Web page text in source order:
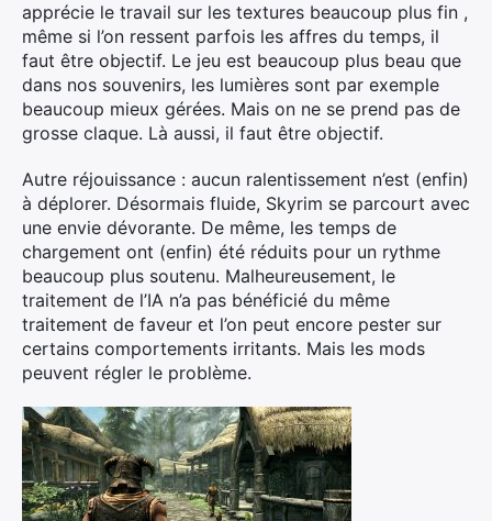
apprécie le travail sur les textures beaucoup plus fin ,
même si l’on ressent parfois les affres du temps, il
faut être objectif. Le jeu est beaucoup plus beau que
dans nos souvenirs, les lumières sont par exemple
beaucoup mieux gérées. Mais on ne se prend pas de
grosse claque. Là aussi, il faut être objectif.
Autre réjouissance : aucun ralentissement n’est (enfin)
à déplorer. Désormais fluide, Skyrim se parcourt avec
une envie dévorante. De même, les temps de
chargement ont (enfin) été réduits pour un rythme
beaucoup plus soutenu. Malheureusement, le
traitement de l’IA n’a pas bénéficié du même
traitement de faveur et l’on peut encore pester sur
certains comportements irritants. Mais les mods
peuvent régler le problème.
Rechercher
: